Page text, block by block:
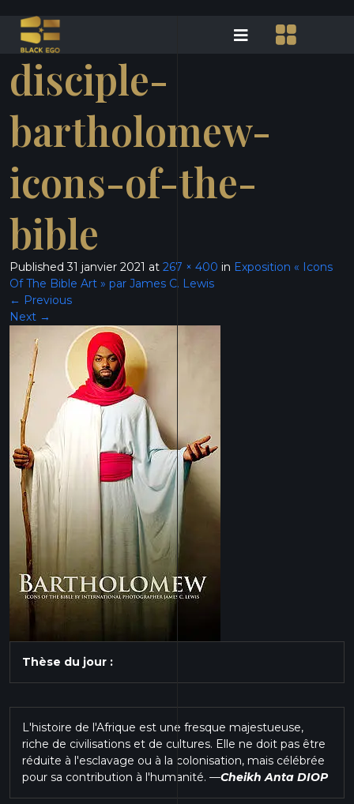
disciple-
bartholomew-
icons-of-the-
bible
Published31 janvier 2021 at 267 × 400 in Exposition « Icons
Of The Bible Art » par James C. Lewis
← Previous
Next →
Thèse du jour :
L'histoire de l'Afrique est une fresque majestueuse,
riche de civilisations et de cultures. Elle ne doit pas être
réduite à l'esclavage ou à la colonisation, mais célébrée
pour sa contribution à l'humanité. —Cheikh Anta DIOP